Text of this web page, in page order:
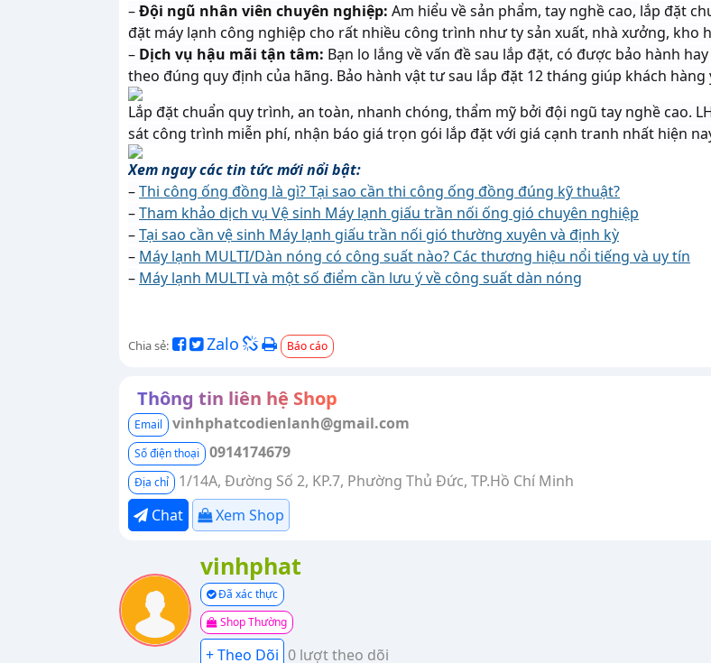
–Đội ngũ nhân viên chuyên nghiệp: Am hiểu về sản phẩm, tay nghề cao, lắp đặt
đặt máy lạnh công nghiệp cho rất nhiều công trình như ty sản xuất, nhà xưởng, kho
– Dịch vụ hậu mãi tận tâm: Bạn lo lắng về vấn đề sau lắp đặt, có được bảo hành
theo đúng quy định của hãng. Bảo hành vật tư sau lắp đặt 12 tháng giúp khách hàng
Lắp đặt chuẩn quy trình, an toàn, nhanh chóng, thẩm mỹ bởi đội ngũ tay nghề cao.
sát công trình miễn phí, nhận báo giá trọn gói lắp đặt với giá cạnh tranh nhất hiện
Xem ngay các tin tức mới nổi bật:
–Thi công ống đồng là gì? Tại sao cần thi công ống đồng đúng kỹ thuật?
–Tham khảo dịch vụ Vệ sinh Máy lạnh giấu trần nối ống gió chuyên nghiệp
–Tại sao cần vệ sinh Máy lạnh giấu trần nối gió thường xuyên và định kỳ
– Máy lạnh MULTI/Dàn nóng có công suất nào? Các thương hiệu nổi tiếng và uy tín
– Máy lạnh MULTI và một số điểm cần lưu ý về công suất dàn nóng
Chia sẻ: Zalo Báo cáo
Thông tin liên hệ Shop
Email vinhphatcodienlanh@gmail.com
Số điện thoại 0914174679
Địa chỉ
1/14A, Đường Số 2, KP.7, Phường Thủ Đức, TP.Hồ Chí Minh
Chat
Xem Shop
vinhphat
Đã xác thực
Shop Thường
0 lượt theo dõi